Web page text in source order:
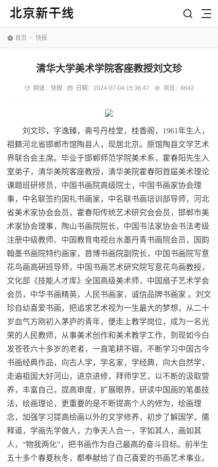
首页 > 快报
清华大学美术学院客座教授刘文珍
频道： 快报 日期： 2024-07-04 15:36:47 浏览：8642
刘文珍，字逸臻，斋号丹桂堂，桂香阁，1961年生人，
祖籍河北省邯郸市馆陶县人，现居北京。原馆陶县文学艺术
界联合会主席。毕业于邯郸师范学院美术系，霍春阳先生入
室弟子，清华美院客座教授，清华美院霍春阳首届美术理论
课题班研修员，中国书画院高级院士，中国书画家协会理
事，中名联签约国礼书画家，中名联书画培训部导师，河北
省美术家协会会员，霍春阳传统艺术研究会会员，邯郸市美
术家协会理事，陶山书画院院长，中国书法家协会书法考级
注册中级教师、中国教育电视台水墨丹青书画院会员，国韵
翰墨书画院特约画家，首博书画院副院长，中国书画院写意
花鸟画高硏班导师，中国书画艺术研究院写意花鸟画教授，
文化部《技能人才库》全国高级美术师，中国扇子艺术学会
会员，中华书画精英，人民书画家，诚信品牌书画家 。刘文
珍自幼喜爱书画，把追求艺术视为一生最大的梦想，从二十
岁血气方刚初入茅庐的青年，便走上教学岗位，成为一名光
荣的人民教师，从事美术创作和美术教学工作，到现如今白
发苍苍六十多岁的老者，一直笔耕不辍，不断学习中国古今
书画经典作品，向古人学，学名家，学经典，向大自然学，
走遍祖国大好河山，进京进修，拜师学艺，以不断的汲取营
养，丰富自己，提高审度，扩展眼界，研读中国画的笔墨技
法，绘画理论，更重要的是不断提高个人的修为，绘画理
念，加强学习提高绘画以外的文学修养，初步了解国学，儒
释道，学画先学做人，力争天人合一，字如其人，画如其
人，“物我两化”，把书画作为自己最高的奋斗目标。前半生
五十多个春夏秋冬，都奉献给了自己喜爱的书画艺术事业。